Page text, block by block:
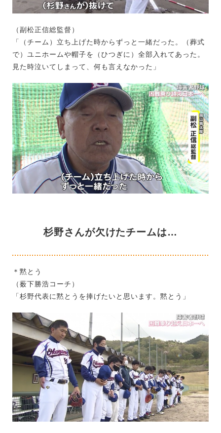
（副松正信総監督）
「（チーム）立ち上げた時からずっと一緒だった。（葬式
で）ユニホームや帽子を（ひつぎに）全部入れてあった。
見た時泣いてしまって、何も言えなかった」
杉野さんが欠けたチームは…
＊黙とう
（薮下勝浩コーチ）
「杉野代表に黙とうを捧げたいと思います。黙とう」